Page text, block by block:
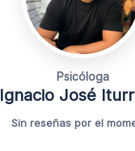
Psicóloga
Ignacio José
Sin reseñas por el